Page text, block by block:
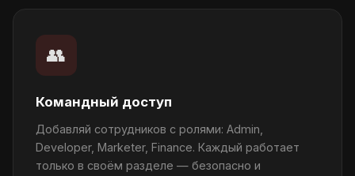
👥
Командный доступ
Добавляй сотрудников с ролями: Admin,
Developer, Marketer, Finance. Каждый работает
только в своём разделе — безопасно и